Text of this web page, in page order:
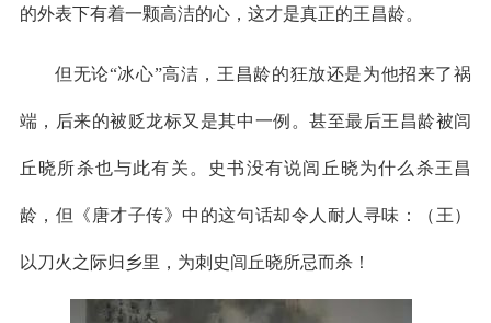
的外表下有着一颗高洁的心，这才是真正的王昌龄。
但无论“冰心”高洁，王昌龄的狂放还是为他招来了祸
端，后来的被贬龙标又是其中一例。甚至最后王昌龄被闾
丘晓所杀也与此有关。史书没有说闾丘晓为什么杀王昌
龄，但《唐才子传》中的这句话却令人耐人寻味：（王）
以刀火之际归乡里，为刺史闾丘晓所忌而杀！